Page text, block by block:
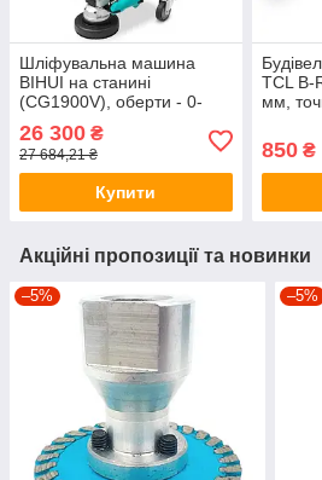
Шліфувальна машина
BIHUI на станині
(CG1900V), оберти - 0-
шліфування
26 300 ₴
27 684,21 ₴
Купити
TCL B-
мм,
850₴
Акційні пропозиції та новинки
–5% –5%